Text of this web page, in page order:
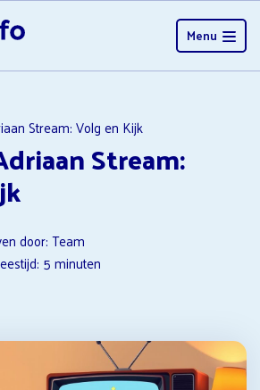
Menu
Stream: Volg en Kijk
Stream:
door: Team
5minuten